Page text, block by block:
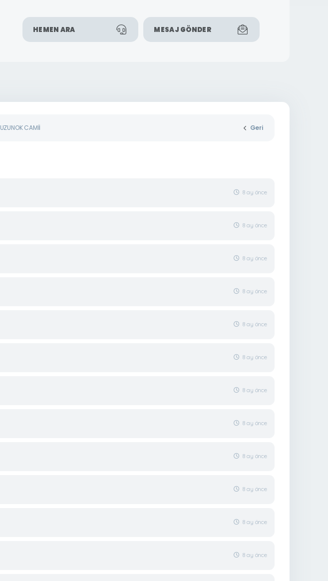
HEMEN ARA MESAJ GÖNDER
UZUNOK CAMİİ Geri
8 ay önce
8 ay önce
8 ay önce
8 ay önce
8 ay önce
8 ay önce
8 ay önce
8 ay önce
8 ay önce
8 ay önce
8 ay önce
8 ay önce